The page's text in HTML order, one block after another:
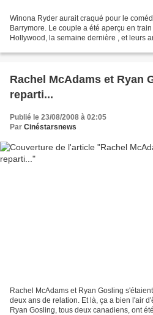
Winona Ryder aurait craqué pour le
Barrymore. Le couple a été aperçu en
Hollywood, la semaine dernière , et leurs
Rachel McAdams et Ryan
reparti...
Publié le 23/08/2008 à 02:05
Par Cinéstarsnews
Rachel McAdams et Ryan Gosling
deux ans de relation. Et là, ça a bien l'air
Ryan Gosling, tous deux canadiens, ont